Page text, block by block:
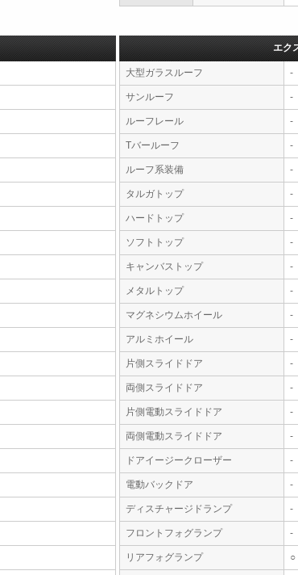
エク
大型ガラスルーフ -
サンルーフ -
ルーフレール -
Tバールーフ -
ルーフ系装備 -
タルガトップ -
ハードトップ -
ソフトトップ -
キャンバストップ -
メタルトップ -
マグネシウムホイール -
アルミホイール -
片側スライドドア -
両側スライドドア -
片側電動スライドドア -
両側電動スライドドア -
ドアイージークローザー -
電動バックドア -
ディスチャージドランプ -
フロントフォグランプ -
リアフォグランプ ○